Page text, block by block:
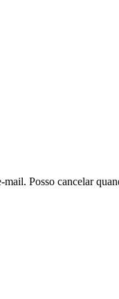
Posso cancelar